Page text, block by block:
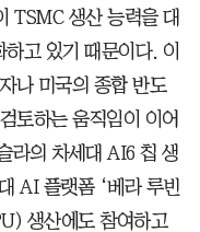
TSMC 생산 능력을 대
고 있기 때문이다. 이
나 미국의 종합 반도
토하는 움직임이 이어
라의 차세대 AI6 칩 생
AI 플랫폼 ‘베라 루빈
생산에도 참여하고